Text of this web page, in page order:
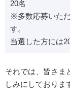
20名
※多数応募いた
す。
当選した方には
それでは、皆さま
しみにしておりま